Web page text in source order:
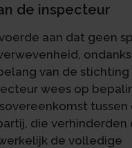
de inspecteur
aan dat geen
van de stichting
wees op
die verhinderden
de volledige